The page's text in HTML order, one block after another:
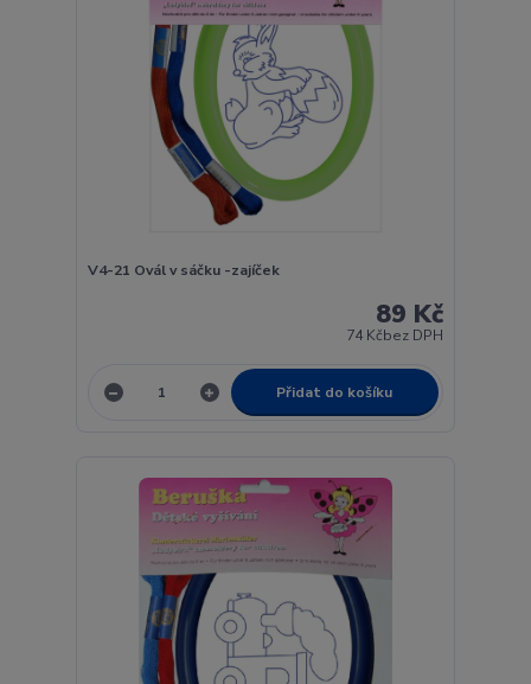
V4-21 Ovál v sáčku -zajíček
89 Kč
74 Kčbez DPH
Přidat do košíku